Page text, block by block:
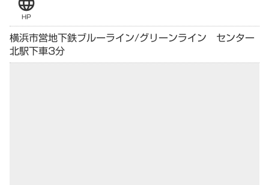
HP
横浜市営地下鉄ブルーライン/グリーンライン センター
北駅下車3分